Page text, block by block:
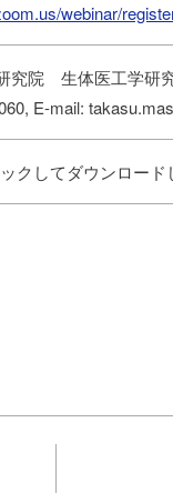
webinar/
究院 生体医工学研
E-mail:
クしてダウンロード